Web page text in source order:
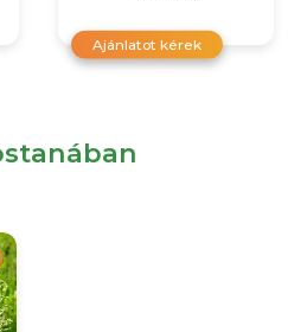
Ajánlatot kérek